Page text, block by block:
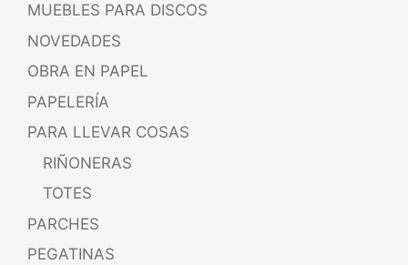
MUEBLES PARA DISCOS
NOVEDADES
OBRA EN PAPEL
PAPELERÍA
PARA LLEVAR COSAS
RIÑONERAS
TOTES
PARCHES
PEGATINAS